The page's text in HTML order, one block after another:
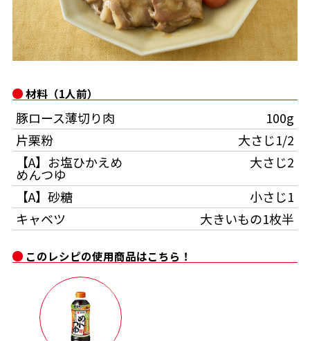
サッと鍋® 楽チン鍋®
時短レシピ
おいしいレシピを商品から探す
かつお節レシピ
めんつゆレシピ
割烹白だしレシピ
割烹白だしレシピ特集
かつお節・だしをもっと知る
かつお節・だしを楽しむ
だしコミュ
- ヤマキ かつお節プラス®
- ジョブリターン制
コミュニティサイト
Global
このレシピの使用商品はこちら！
材料（1人前）
豚ロース薄切り肉
100g
片栗粉
大さじ1/2
【A】お塩ひかえめ
めんつゆ
大さじ2
【A】砂糖
小さじ1
キャベツ
大きいもの1枚半